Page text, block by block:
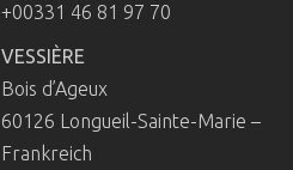
+00331 46 81 97 70
VESSIÈRE
Bois d’Ageux
60126 Longueil-Sainte-Marie –
Frankreich